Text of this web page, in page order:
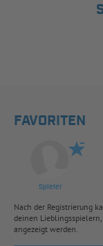
FAVORITEN
Spieler
Nach der Registrierung
deinen
angezeigt werden.